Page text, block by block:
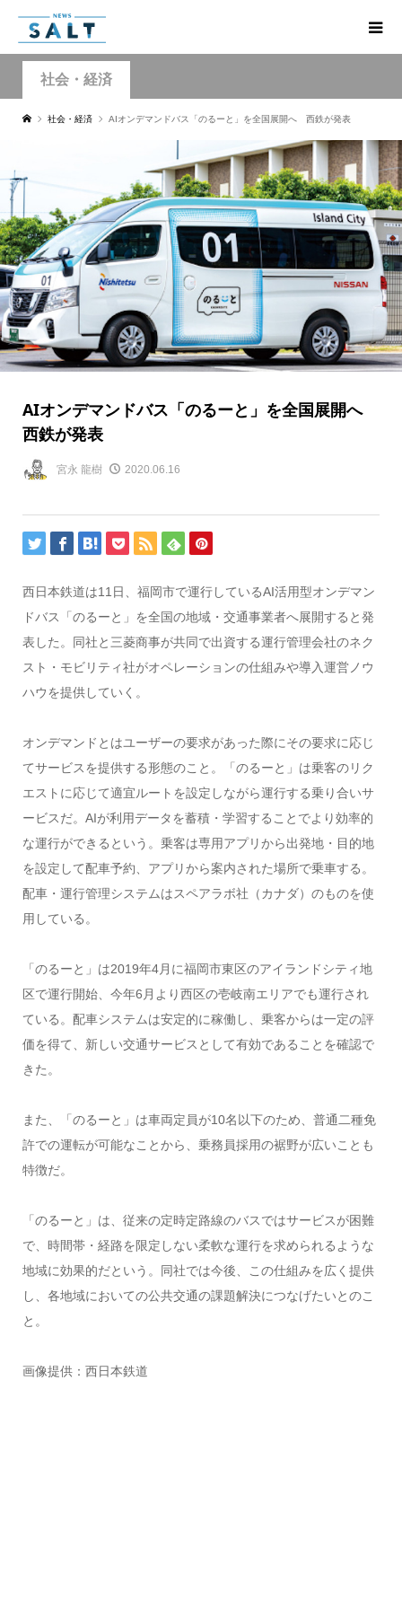
社会・経済
社会・経済 AIオンデマンドバス「のるーと」を全国展開へ 西鉄が発表
AIオンデマンドバス「のるーと」を全国展開へ
西鉄が発表
宮永 龍樹 2020.06.16
西日本鉄道は11日、福岡市で運行しているAI活用型オンデマン
ドバス「のるーと」を全国の地域・交通事業者へ展開すると発
表した。同社と三菱商事が共同で出資する運行管理会社のネク
スト・モビリティ社がオペレーションの仕組みや導入運営ノウ
ハウを提供していく。
オンデマンドとはユーザーの要求があった際にその要求に応じ
てサービスを提供する形態のこと。「のるーと」は乗客のリク
エストに応じて適宜ルートを設定しながら運行する乗り合いサ
ービスだ。AIが利用データを蓄積・学習することでより効率的
な運行ができるという。乗客は専用アプリから出発地・目的地
を設定して配車予約、アプリから案内された場所で乗車する。
配車・運行管理システムはスペアラボ社（カナダ）のものを使
用している。
「のるーと」は2019年4月に福岡市東区のアイランドシティ地
区で運行開始、今年6月より西区の壱岐南エリアでも運行され
ている。配車システムは安定的に稼働し、乗客からは一定の評
価を得て、新しい交通サービスとして有効であることを確認で
きた。
また、「のるーと」は車両定員が10名以下のため、普通二種免
許での運転が可能なことから、乗務員採用の裾野が広いことも
特徴だ。
「のるーと」は、従来の定時定路線のバスではサービスが困難
で、時間帯・経路を限定しない柔軟な運行を求められるような
地域に効果的だという。同社では今後、この仕組みを広く提供
し、各地域においての公共交通の課題解決につなげたいとのこ
と。
画像提供：西日本鉄道